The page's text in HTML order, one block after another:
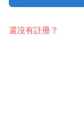
還沒有註冊？